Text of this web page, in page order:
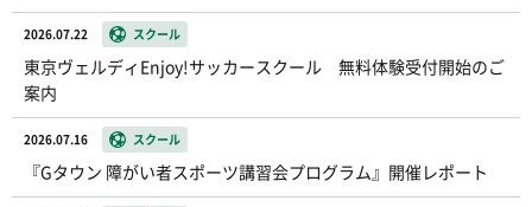
2026.07.22 スクール
東京ヴェルディEnjoy!サッカースクール 無料体験受付開始のご
案内
2026.07.16 スクール
『Gタウン 障がい者スポーツ講習会プログラム』開催レポート